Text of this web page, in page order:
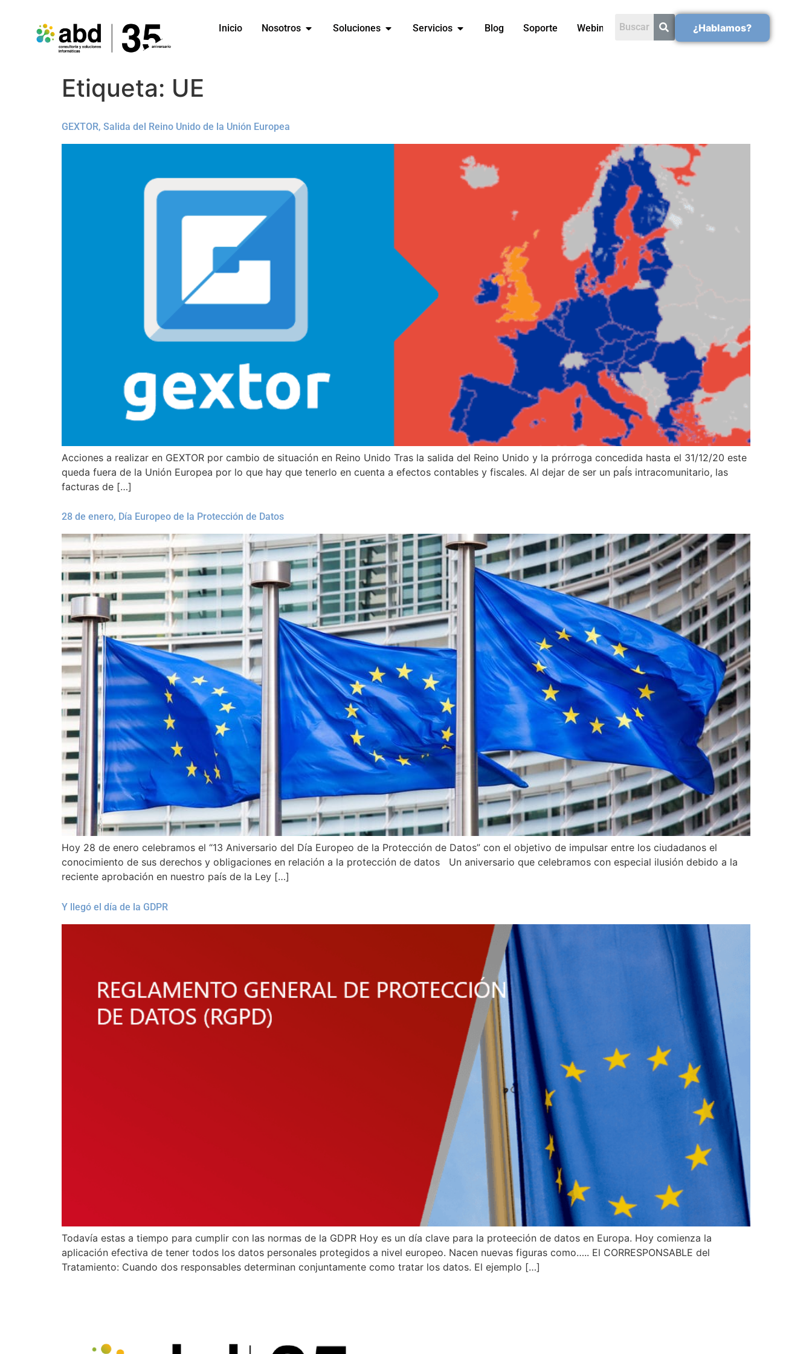
Inicio Nosotros Soluciones Servicios Blog Soporte Webinars ¿Hablamos?
Etiqueta: UE
GEXTOR, Salida del Reino Unido de la Unión Europea
Acciones a realizar en GEXTOR por cambio de situación en Reino Unido Tras la salida del Reino Unido y la prórroga concedida hasta el 31/12/20 este
queda fuera de la Unión Europea por lo que hay que tenerlo en cuenta a efectos contables y fiscales. Al dejar de ser un paÍs intracomunitario, las
facturas de […]
28 de enero, Día Europeo de la Protección de Datos
Hoy 28 de enero celebramos el “13 Aniversario del Día Europeo de la Protección de Datos” con el objetivo de impulsar entre los ciudadanos el
conocimiento de sus derechos y obligaciones en relación a la protección de datos Un aniversario que celebramos con especial ilusión debido a la
reciente aprobación en nuestro país de la Ley […]
Y llegó el día de la GDPR
Todavía estas a tiempo para cumplir con las normas de la GDPR Hoy es un día clave para la proteeción de datos en Europa. Hoy comienza la
aplicación efectiva de tener todos los datos personales protegidos a nivel europeo. Nacen nuevas figuras como….. El CORRESPONSABLE del
Tratamiento: Cuando dos responsables determinan conjuntamente como tratar los datos. El ejemplo […]